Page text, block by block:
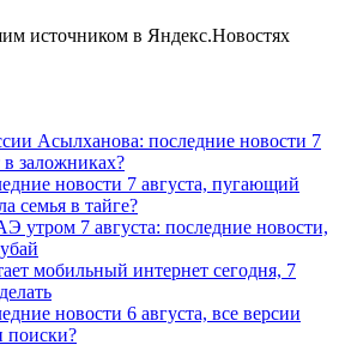
источником в Яндекс.Новостях
Асылханова: последние новости 7
в заложниках?
новости 7 августа, пугающий
семья в тайге?
утром 7 августа: последние новости,
мобильный интернет сегодня, 7
новости 6 августа, все версии
поиски?